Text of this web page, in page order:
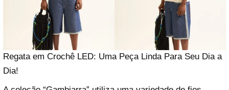
Regata em Crochê LED: Uma Peça Linda Para Seu Dia a
Dia!